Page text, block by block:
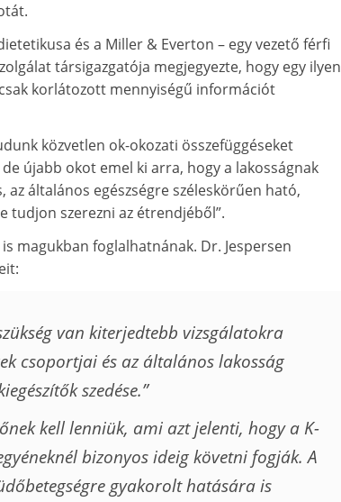
és a Miller & Everton – egy vezető férfi
társigazgatója megjegyezte, hogy egy ilyen
korlátozott mennyiségű információt
közvetlen ok-okozati összefüggéseket
újabb okot emel ki arra, hogy a lakosságnak
általános egészségre széleskörűen ható,
szerezni az étrendjéből”.
magukban foglalhatnának. Dr. Jespersen
van kiterjedtebb vizsgálatokra
csoportjai és az általános lakosság
szedése.”
kell lenniük, ami azt jelenti, hogy a K-
bizonyos ideig követni fogják. A
gyakorolt hatására is